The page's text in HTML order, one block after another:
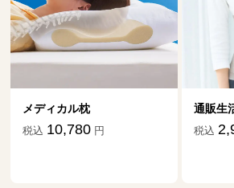
メディカル枕
税込 10,780 円
通販生
税込